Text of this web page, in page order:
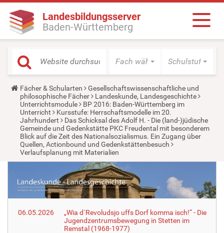
Landesbildungsserver
Baden-Württemberg
Fach wählen Schulstufe
Y
o
u
a
r
e
h
e
r
e
Fächer & Schularten
Gesellschaftswissenschaftliche und
philosophische Fächer
Landeskunde, Landesgeschichte
Unterrichtsmodule
BP 2016: Baden-Württemberg im
Unterricht
Kursstufe: Herrschaftsmodelle im 20.
Jahrhundert
Das Schicksal des Adolf H. - Die (land-)jüdische
Gemeinde und Gedenkstätte PKC Freudental mit besonderem
Blick auf die Zeit des Nationalsozialismus. Ein Zugang über
Quellen, Actionbound und Gedenkstättenbesuch
Verlaufsplanung mit Materialien
06.05.2026
„Wia d´Revoludsjo uffs Dorf komma isch!“ - Die
Jugendzentrumsbewegung in Stetten im
Remstal (1968-1977)